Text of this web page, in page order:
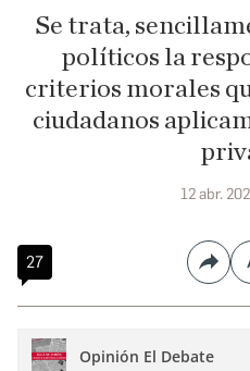
Se trata,
políticos la
criterios morales
ciudadanos
12 abr.
27